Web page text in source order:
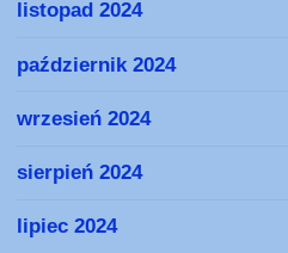
listopad 2024
październik 2024
wrzesień 2024
sierpień 2024
lipiec 2024